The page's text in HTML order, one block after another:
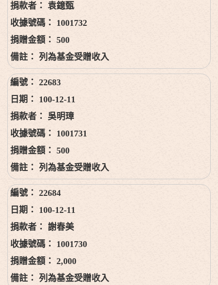
袁鐿甄
1001732
500
列為基金受贈收入
22683
100-12-11
吳明璋
1001731
500
列為基金受贈收入
22684
100-12-11
謝春美
1001730
2,000
列為基金受贈收入